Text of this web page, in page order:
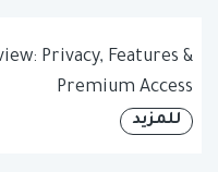
Privacy, Features &
Premium Access
للمزيد